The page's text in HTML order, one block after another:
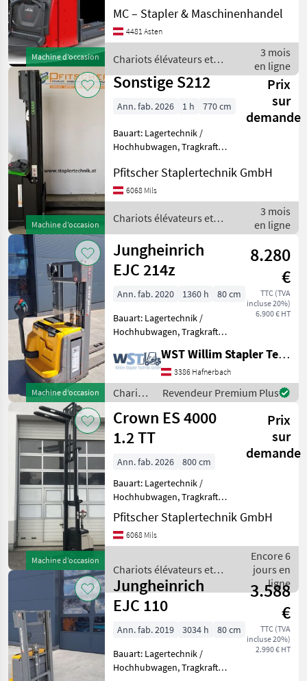
Machine d’occasion
Hochhubwagen, Typ:
L14APi-372,
Arbeitsplattform, Tragkraft:
2020, Betriebsstunden: 55
MC – Stapler & Maschinenhandel
4481 Asten
Chariots élévateurs et
techniques de stockage /
Linde
3 mois
en ligne
Machine d’occasion
Sonstige S212
Prix
sur
demande
Ann. fab. 2026 1 h 770 cm
Bauart: Lagertechnik /
Hochhubwagen, Tragkraft:
Bauhöhe: 2095mm,
Freihub: 1670mm,
Gabellänge: 1150mm,
Batterie: PzS Bj. 2026 24V
Pfitscher Staplertechnik GmbH
6068 Mils
Chariots élévateurs et
techniques de stockage /
Sonstige
3 mois
en ligne
Machine d’occasion
Jungheinrich
EJC 214z
8.280
€
TTC (TVA
incluse 20%)
6.900 € HT
Ann. fab. 2020 1360 h
80 cm
Bauart: Lagertechnik /
Hochhubwagen, Tragkraft:
Bauhöhe: 1840mm,
Gabellänge: 1150mm,
Batterie: Jungheinrich PzS
Bj. 2020 24V 250Ah , Transp
WST Willim Stapler Technik GmbH
3386 Hafnerbach
Chariots
élévateurs
et
techniques
de
stockage
Jungheinrich
Revendeur Premium Plus
Machine d’occasion
Crown ES 4000
1.2 TT
Prix
sur
demande
Ann. fab. 2026
800 cm
Bauart: Lagertechnik /
Hochhubwagen, Tragkraft:
1200kg, Hubhöhe: 4000mm,
Bauhöhe: 1845mm,
Freihub: 1360mm,
Batterie: PzS Bj. 2023 24V
250Ah , Ber
Pfitscher Staplertechnik GmbH
6068 Mils
Chariots élévateurs et
techniques de stockage /
Crown
Encore 6
jours en
ligne
Jungheinrich
EJC 110
3.588
€
TTC (TVA
incluse 20%)
2.990 € HT
Ann. fab. 2019 3034 h
80 cm
Bauart: Lagertechnik /
Hochhubwagen, Tragkraft: